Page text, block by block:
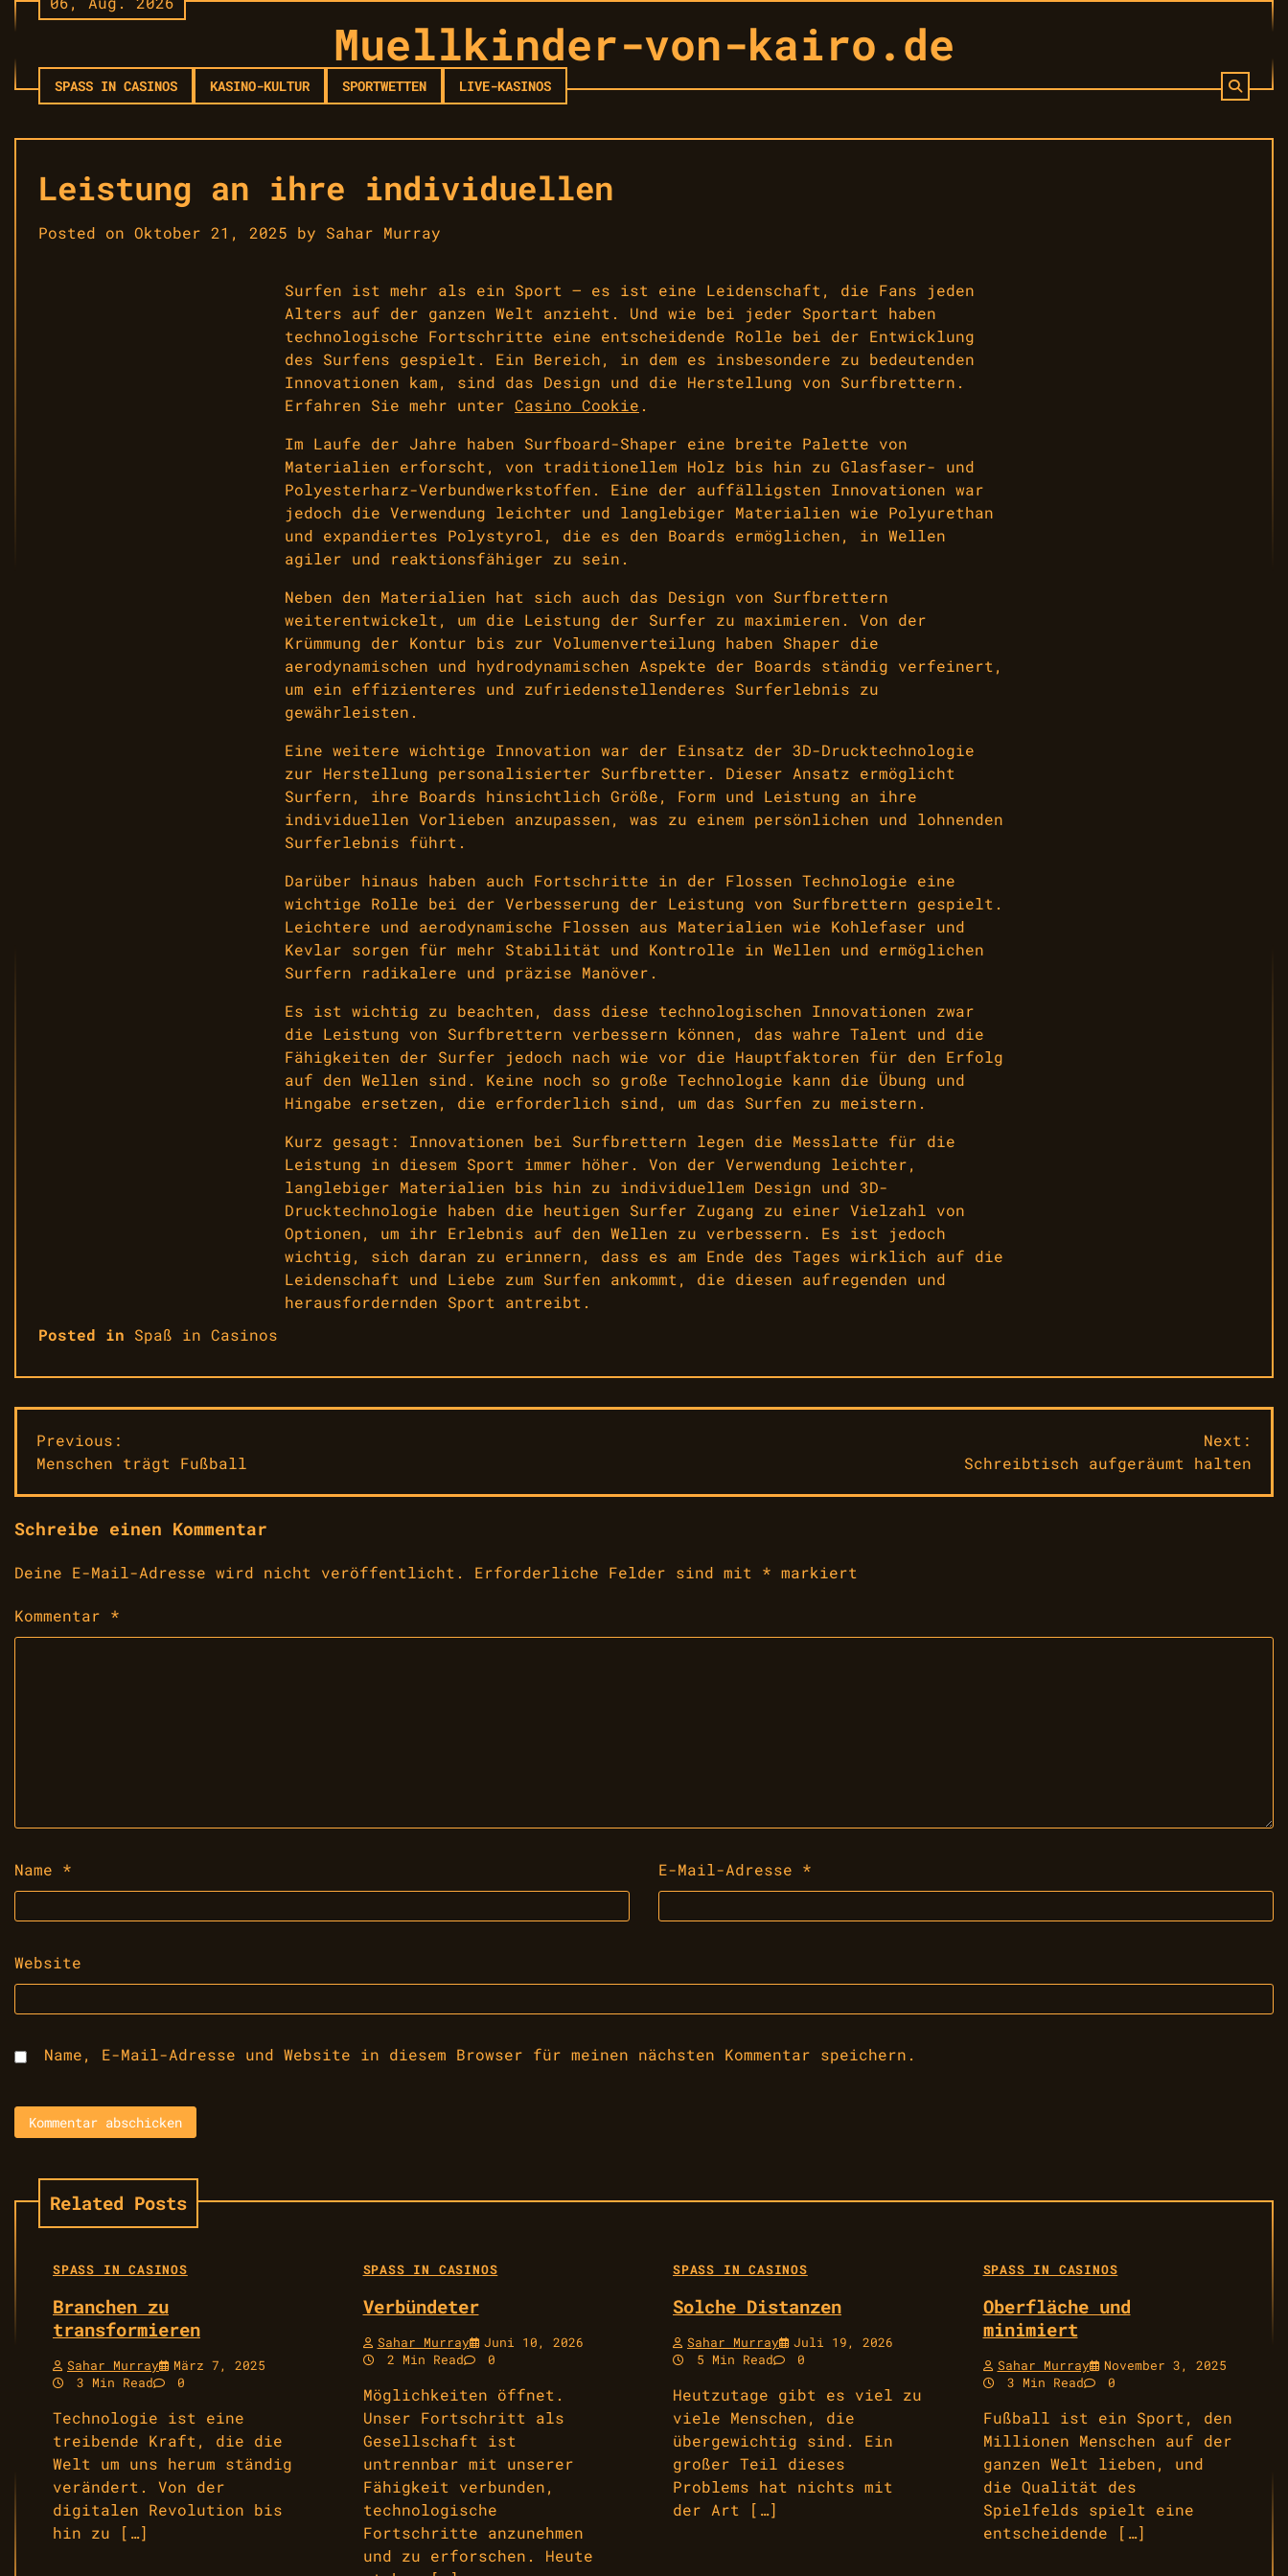
Skip
to
Muellkinder-von-kairo.de
SPASS IN CASINOS KASINO-KULTUR SPORTWETTEN LIVE-KASINOS
Leistung an ihre individuellen
Posted on Oktober 21, 2025 by Sahar Murray
Surfen ist mehr als ein Sport – es ist eine Leidenschaft, die Fans jeden
Alters auf der ganzen Welt anzieht. Und wie bei jeder Sportart haben
technologische Fortschritte eine entscheidende Rolle bei der Entwicklung
des Surfens gespielt. Ein Bereich, in dem es insbesondere zu bedeutenden
Innovationen kam, sind das Design und die Herstellung von Surfbrettern.
Erfahren Sie mehr unter Casino Cookie .
Im Laufe der Jahre haben Surfboard-Shaper eine breite Palette von
Materialien erforscht, von traditionellem Holz bis hin zu Glasfaser- und
Polyesterharz-Verbundwerkstoffen. Eine der auffälligsten Innovationen war
jedoch die Verwendung leichter und langlebiger Materialien wie Polyurethan
und expandiertes Polystyrol, die es den Boards ermöglichen, in Wellen
agiler und reaktionsfähiger zu sein.
Neben den Materialien hat sich auch das Design von Surfbrettern
weiterentwickelt, um die Leistung der Surfer zu maximieren. Von der
Krümmung der Kontur bis zur Volumenverteilung haben Shaper die
aerodynamischen und hydrodynamischen Aspekte der Boards ständig verfeinert,
um ein effizienteres und zufriedenstellenderes Surferlebnis zu
gewährleisten.
Eine weitere wichtige Innovation war der Einsatz der 3D-Drucktechnologie
zur Herstellung personalisierter Surfbretter. Dieser Ansatz ermöglicht
Surfern, ihre Boards hinsichtlich Größe, Form und Leistung an ihre
individuellen Vorlieben anzupassen, was zu einem persönlichen und lohnenden
Surferlebnis führt.
Darüber hinaus haben auch Fortschritte in der Flossen Technologie eine
wichtige Rolle bei der Verbesserung der Leistung von Surfbrettern gespielt.
Leichtere und aerodynamische Flossen aus Materialien wie Kohlefaser und
Kevlar sorgen für mehr Stabilität und Kontrolle in Wellen und ermöglichen
Surfern radikalere und präzise Manöver.
Es ist wichtig zu beachten, dass diese technologischen Innovationen zwar
die Leistung von Surfbrettern verbessern können, das wahre Talent und die
Fähigkeiten der Surfer jedoch nach wie vor die Hauptfaktoren für den Erfolg
auf den Wellen sind. Keine noch so große Technologie kann die Übung und
Hingabe ersetzen, die erforderlich sind, um das Surfen zu meistern.
Kurz gesagt: Innovationen bei Surfbrettern legen die Messlatte für die
Leistung in diesem Sport immer höher. Von der Verwendung leichter,
langlebiger Materialien bis hin zu individuellem Design und 3D-
Drucktechnologie haben die heutigen Surfer Zugang zu einer Vielzahl von
Optionen, um ihr Erlebnis auf den Wellen zu verbessern. Es ist jedoch
wichtig, sich daran zu erinnern, dass es am Ende des Tages wirklich auf die
Leidenschaft und Liebe zum Surfen ankommt, die diesen aufregenden und
herausfordernden Sport antreibt.
Posted in Spaß in Casinos
Beitragsnavigation
Previous:
Menschen trägt Fußball
Next:
Schreibtisch aufgeräumt halten
Schreibe einen Kommentar
Deine E-Mail-Adresse wird nicht veröffentlicht. Erforderliche Felder sind mit * markiert
Kommentar *
Name * E-Mail-Adresse *
Website
Name, E-Mail-Adresse und Website in diesem Browser für meinen nächsten Kommentar speichern.
Related Posts
SPASS IN CASINOS
Branchen zu
transformieren
Sahar Murray
März 7, 2025
3 Min Read
0
Technologie ist eine
treibende Kraft, die die
Welt um uns herum ständig
verändert. Von der
digitalen Revolution bis
hin zu […]
SPASS IN CASINOS
Verbündeter
Sahar Murray
Juni 10, 2026
2 Min Read
0
Möglichkeiten öffnet.
Unser Fortschritt als
Gesellschaft ist
untrennbar mit unserer
Fähigkeit verbunden,
technologische
Fortschritte anzunehmen
und zu erforschen. Heute
SPASS IN CASINOS
Solche Distanzen
Sahar Murray
Juli 19, 2026
5 Min Read
0
Heutzutage gibt es viel zu
viele Menschen, die
übergewichtig sind. Ein
großer Teil dieses
Problems hat nichts mit
der Art […]
SPASS IN CASINOS
Oberfläche und
minimiert
Sahar Murray
November 3, 2025
3 Min Read
0
Fußball ist ein Sport, den
Millionen Menschen auf der
ganzen Welt lieben, und
die Qualität des
Spielfelds spielt eine
entscheidende […]